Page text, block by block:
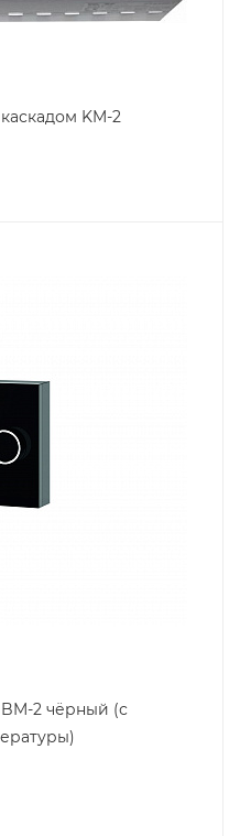
KM-2
2 чёрный (с